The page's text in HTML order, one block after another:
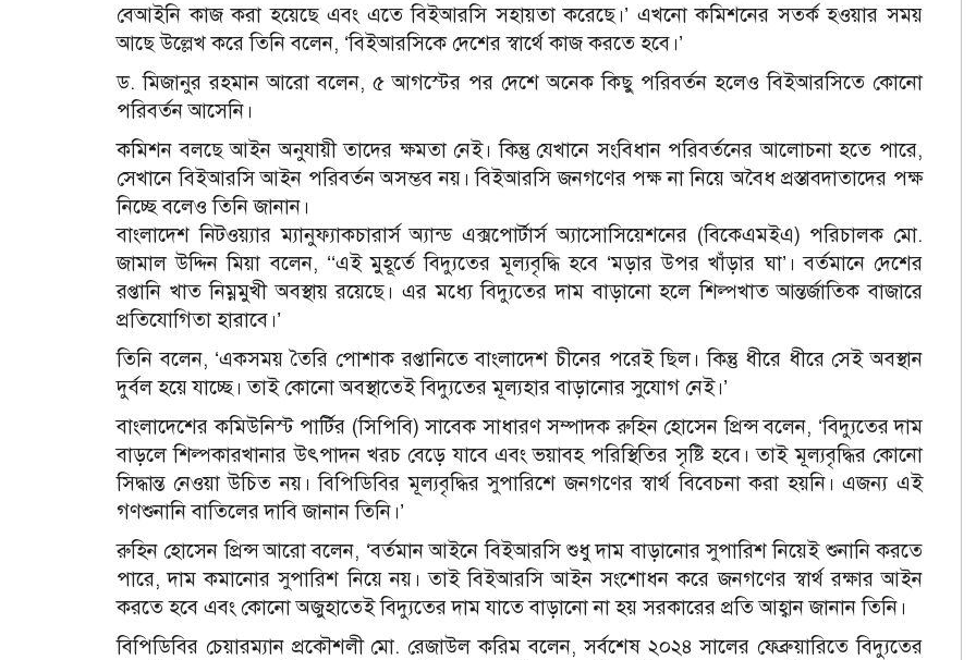
বেআইনি কাজ করা হয়েছে এবং এতে বিইআরসি সহায়তা করেছে।’ এখনো কমিশনের সতর্ক হওয়ার সময়
আছে উল্লেখ করে তিনি বলেন, ‘বিইআরসিকে দেশের স্বার্থে কাজ করতে হবে।’
ড. মিজানুর রহমান আরো বলেন, ৫ আগস্টের পর দেশে অনেক কিছু পরিবর্তন হলেও বিইআরসিতে কোনো
পরিবর্তন আসেনি।
কমিশন বলছে আইন অনুযায়ী তাদের ক্ষমতা নেই। কিন্তু যেখানে সংবিধান পরিবর্তনের আলোচনা হতে পারে,
সেখানে বিইআরসি আইন পরিবর্তন অসম্ভব নয়। বিইআরসি জনগণের পক্ষ না নিয়ে অবৈধ প্রস্তাবদাতাদের পক্ষ
নিচ্ছে বলেও তিনি জানান।
বাংলাদেশ নিটওয়্যার ম্যানুফ্যাকচারার্স অ্যান্ড এক্সপোর্টার্স অ্যাসোসিয়েশনের (বিকেএমইএ) পরিচালক মো.
জামাল উদ্দিন মিয়া বলেন, ‘‘এই মুহূর্তে বিদ্যুতের মূল্যবৃদ্ধি হবে ‘মড়ার উপর খাঁড়ার ঘা’। বর্তমানে দেশের
রপ্তানি খাত নিম্নমুখী অবস্থায় রয়েছে। এর মধ্যে বিদ্যুতের দাম বাড়ানো হলে শিল্পখাত আন্তর্জাতিক বাজারে
প্রতিযোগিতা হারাবে।’
তিনি বলেন, ‘একসময় তৈরি পোশাক রপ্তানিতে বাংলাদেশ চীনের পরেই ছিল। কিন্তু ধীরে ধীরে সেই অবস্থান
দুর্বল হয়ে যাচ্ছে। তাই কোনো অবস্থাতেই বিদ্যুতের মূল্যহার বাড়ানোর সুযোগ নেই।’
বাংলাদেশের কমিউনিস্ট পার্টির (সিপিবি) সাবেক সাধারণ সম্পাদক রুহিন হোসেন প্রিন্স বলেন, ‘বিদ্যুতের দাম
বাড়লে শিল্পকারখানার উৎপাদন খরচ বেড়ে যাবে এবং ভয়াবহ পরিস্থিতির সৃষ্টি হবে। তাই মূল্যবৃদ্ধির কোনো
সিদ্ধান্ত নেওয়া উচিত নয়। বিপিডিবির মূল্যবৃদ্ধির সুপারিশে জনগণের স্বার্থ বিবেচনা করা হয়নি। এজন্য এই
গণশুনানি বাতিলের দাবি জানান তিনি।’
রুহিন হোসেন প্রিন্স আরো বলেন, ‘বর্তমান আইনে বিইআরসি শুধু দাম বাড়ানোর সুপারিশ নিয়েই শুনানি করতে
পারে, দাম কমানোর সুপারিশ নিয়ে নয়। তাই বিইআরসি আইন সংশোধন করে জনগণের স্বার্থ রক্ষার আইন
করতে হবে এবং কোনো অজুহাতেই বিদ্যুতের দাম যাতে বাড়ানো না হয় সরকারের প্রতি আহ্বান জানান তিনি।
বিপিডিবির চেয়ারম্যান প্রকৌশলী মো. রেজাউল করিম বলেন, সর্বশেষ ২০২৪ সালের ফেব্রুয়ারিতে বিদ্যুতের